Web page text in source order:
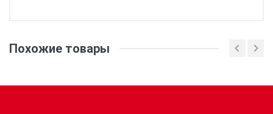
Похожие товары